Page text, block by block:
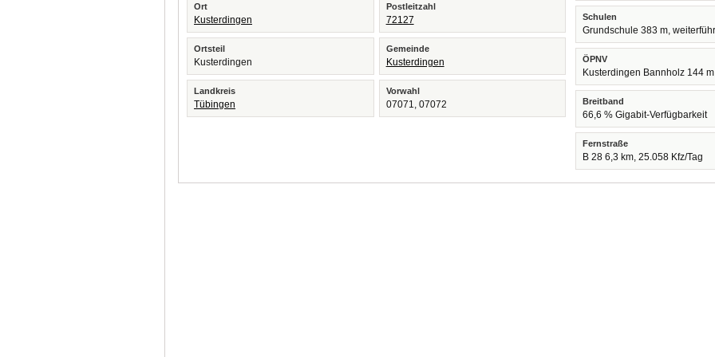
Ort
Kusterdingen
Postleitzahl
72127
Ortsteil
Kusterdingen
Gemeinde
Kusterdingen
Landkreis
Tübingen
Vorwahl
07071, 07072
Schulen
Grundschule 383 m,
ÖPNV
Kusterdingen Bannholz 144 m
Breitband
66,6 % Gigabit-Verfügbarkeit
Fernstraße
B 28 6,3 km, 25.058 Kfz/Tag